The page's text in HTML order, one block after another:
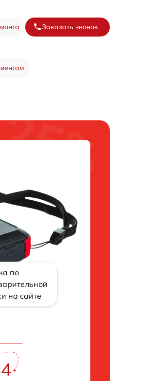
Заказать звонок
по
на сайте